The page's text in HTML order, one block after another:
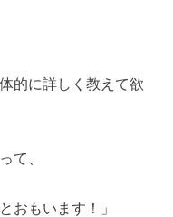
的に詳しく教えて欲
て、
おもいます！」